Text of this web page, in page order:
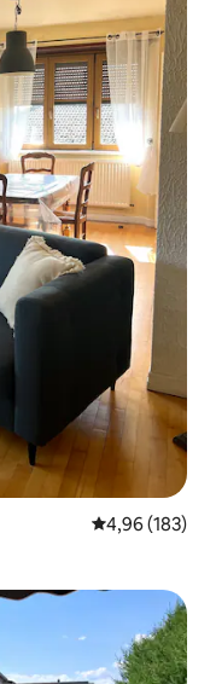
Prosječna
4,96 (183)
„Odabrali gosti”